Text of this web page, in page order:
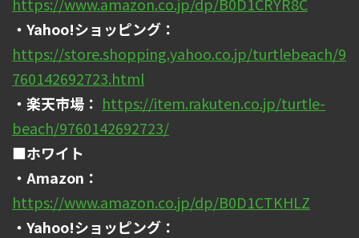
・Yahoo!ショッピング：
https://store.shopping.yahoo.co.jp/turtlebeach/9
760142692723.html
・楽天市場： https://item.rakuten.co.jp/turtle-
beach/9760142692723/
■ホワイト
・Amazon：
https://www.amazon.co.jp/dp/B0D1CTKHLZ
・Yahoo!ショッピング：